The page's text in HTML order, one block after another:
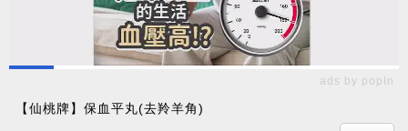
ads by popIn
【仙桃牌】保血平丸(去羚羊角)